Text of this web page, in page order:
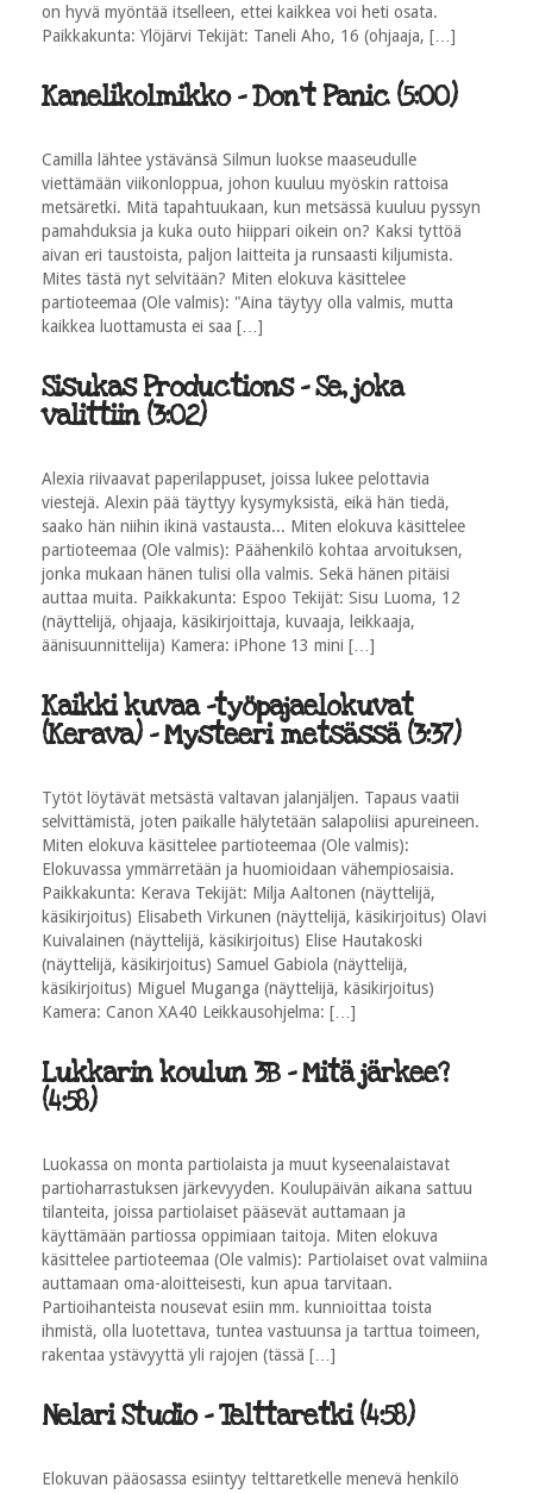
on hyvä myöntää itselleen, ettei kaikkea voi heti osata.
Paikkakunta: Ylöjärvi Tekijät: Taneli Aho, 16 (ohjaaja, […]
Kanelikolmikko - Don't Panic (5:00)
Camilla lähtee ystävänsä Silmun luokse maaseudulle
viettämään viikonloppua, johon kuuluu myöskin rattoisa
metsäretki. Mitä tapahtuukaan, kun metsässä kuuluu pyssyn
pamahduksia ja kuka outo hiippari oikein on? Kaksi tyttöä
aivan eri taustoista, paljon laitteita ja runsaasti kiljumista.
Mites tästä nyt selvitään? Miten elokuva käsittelee
partioteemaa (Ole valmis): "Aina täytyy olla valmis, mutta
kaikkea luottamusta ei saa […]
Sisukas Productions - Se, joka
valittiin (3:02)
Alexia riivaavat paperilappuset, joissa lukee pelottavia
viestejä. Alexin pää täyttyy kysymyksistä, eikä hän tiedä,
saako hän niihin ikinä vastausta... Miten elokuva käsittelee
partioteemaa (Ole valmis): Päähenkilö kohtaa arvoituksen,
jonka mukaan hänen tulisi olla valmis. Sekä hänen pitäisi
auttaa muita. Paikkakunta: Espoo Tekijät: Sisu Luoma, 12
(näyttelijä, ohjaaja, käsikirjoittaja, kuvaaja, leikkaaja,
äänisuunnittelija) Kamera: iPhone 13 mini […]
Kaikki kuvaa -työpajaelokuvat
(Kerava) - Mysteeri metsässä (3:37)
Tytöt löytävät metsästä valtavan jalanjäljen. Tapaus vaatii
selvittämistä, joten paikalle hälytetään salapoliisi apureineen.
Miten elokuva käsittelee partioteemaa (Ole valmis):
Elokuvassa ymmärretään ja huomioidaan vähempiosaisia.
Paikkakunta: Kerava Tekijät: Milja Aaltonen (näyttelijä,
käsikirjoitus) Elisabeth Virkunen (näyttelijä, käsikirjoitus) Olavi
Kuivalainen (näyttelijä, käsikirjoitus) Elise Hautakoski
(näyttelijä, käsikirjoitus) Samuel Gabiola (näyttelijä,
käsikirjoitus) Miguel Muganga (näyttelijä, käsikirjoitus)
Kamera: Canon XA40 Leikkausohjelma: […]
Lukkarin koulun 3B - Mitä järkee?
(4:58)
Luokassa on monta partiolaista ja muut kyseenalaistavat
partioharrastuksen järkevyyden. Koulupäivän aikana sattuu
tilanteita, joissa partiolaiset pääsevät auttamaan ja
käyttämään partiossa oppimiaan taitoja. Miten elokuva
käsittelee partioteemaa (Ole valmis): Partiolaiset ovat valmiina
auttamaan oma-aloitteisesti, kun apua tarvitaan.
Partioihanteista nousevat esiin mm. kunnioittaa toista
ihmistä, olla luotettava, tuntea vastuunsa ja tarttua toimeen,
rakentaa ystävyyttä yli rajojen (tässä […]
Nelari Studio - Telttaretki (4:58)
Elokuvan pääosassa esiintyy telttaretkelle menevä henkilö